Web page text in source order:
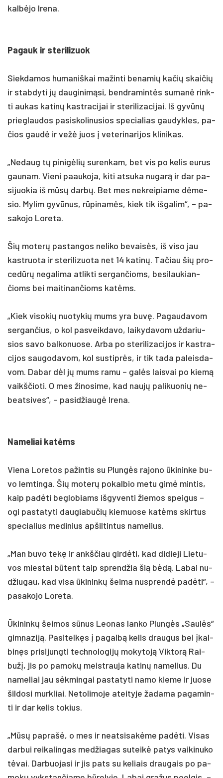
kalbė­jo Ire­na.
Pa­gauk ir ste­ri­li­zuok
Siek­da­mos hu­ma­niš­kai ma­žin­ti be­na­mių ka­čių skai­čių
ir stab­dy­ti jų dau­gi­nimą­si, bend­ra­mintės su­manė rink­
ti au­kas ka­tinų kast­ra­ci­jai ir ste­ri­li­za­ci­jai. Iš gyvūnų
prie­glau­dos pa­si­sko­li­nu­sios spe­cia­lias gau­dyk­les, pa­
čios gaudė ir vežė juos į ve­te­ri­na­ri­jos kli­ni­kas.
„Ne­daug tų pi­nigė­lių su­ren­kam, bet vis po ke­lis eu­rus
gau­nam. Vie­ni paau­ko­ja, ki­ti at­su­ka nu­garą ir dar pa­
si­juo­kia iš mūsų darbų. Bet mes ne­krei­pia­me dėme­
sio. My­lim gyvū­nus, rūpi­namės, kiek tik iš­ga­lim“, – pa­
sa­ko­jo Lo­re­ta.
Šių mo­terų pa­stan­gos ne­li­ko be­vaisės, iš vi­so jau
kast­ruo­ta ir ste­ri­li­zuo­ta net 14 ka­tinų. Ta­čiau šių pro­
cedūrų ne­ga­li­ma at­lik­ti ser­gan­čioms, be­si­lau­kian­
čioms bei mai­ti­nan­čioms katėms.
„Kiek vi­so­kių nuo­ty­kių mums yra buvę. Pa­gau­da­vom
ser­gan­čius, o kol pa­sveik­da­vo, lai­ky­da­vom už­da­riu­
sios sa­vo bal­ko­nuo­se. Ar­ba po ste­ri­li­za­ci­jos ir kast­ra­
ci­jos sau­go­da­vom, kol su­stiprės, ir tik ta­da pa­leis­da­
vom. Da­bar dėl jų mums ra­mu – galės lais­vai po kiemą
vaikš­čio­ti. O mes ži­no­si­me, kad naujų pa­li­kuo­nių ne­
beat­si­ves“, – pa­si­džiaugė Ire­na.
Na­me­liai katėms
Vie­na Lo­re­tos pa­žin­tis su Plungės ra­jo­no ūki­nin­ke bu­
vo lem­tin­ga. Šių mo­terų po­kal­bio me­tu gimė min­tis,
kaip pa­dėti be­glo­biams iš­gy­ven­ti žie­mos spei­gus –
ogi pa­sta­ty­ti dau­gia­bu­čių kie­muo­se katėms skir­tus
spe­cia­lius me­di­nius ap­šil­tin­tus na­me­lius.
„Man bu­vo tekę ir ankš­čiau girdė­ti, kad di­die­ji Lie­tu­
vos mies­tai būtent taip sprend­žia šią bėdą. La­bai nu­
džiu­gau, kad vi­sa ūki­ninkų šei­ma nu­sprendė pa­dėti“, –
pa­sa­ko­jo Lo­re­ta.
Ūki­ninkų šei­mos sūnus Leo­nas lan­ko Plungės „Saulės“
gim­na­ziją. Pa­si­telkęs į pa­galbą ke­lis drau­gus bei įkal­
binęs pri­si­jung­ti tech­no­lo­gijų mo­ky­toją Vik­torą Rai­
bužį, jis po pa­mokų meist­rau­ja ka­tinų na­me­lius. Du
na­me­liai jau sėkmin­gai pa­sta­ty­ti na­mo kie­me ir juo­se
šil­do­si murk­liai. Ne­to­li­mo­je atei­ty­je ža­da­ma pa­ga­min­
ti ir dar ke­lis to­kius.
„Mūsų pa­prašė, o mes ir neat­si­sakė­me pa­dėti. Vi­sas
dar­bui rei­ka­lin­gas med­žia­gas su­teikė pa­tys vai­ki­nu­ko
tėvai. Dar­buo­ja­si ir jis pa­ts su ke­liais drau­gais po pa­